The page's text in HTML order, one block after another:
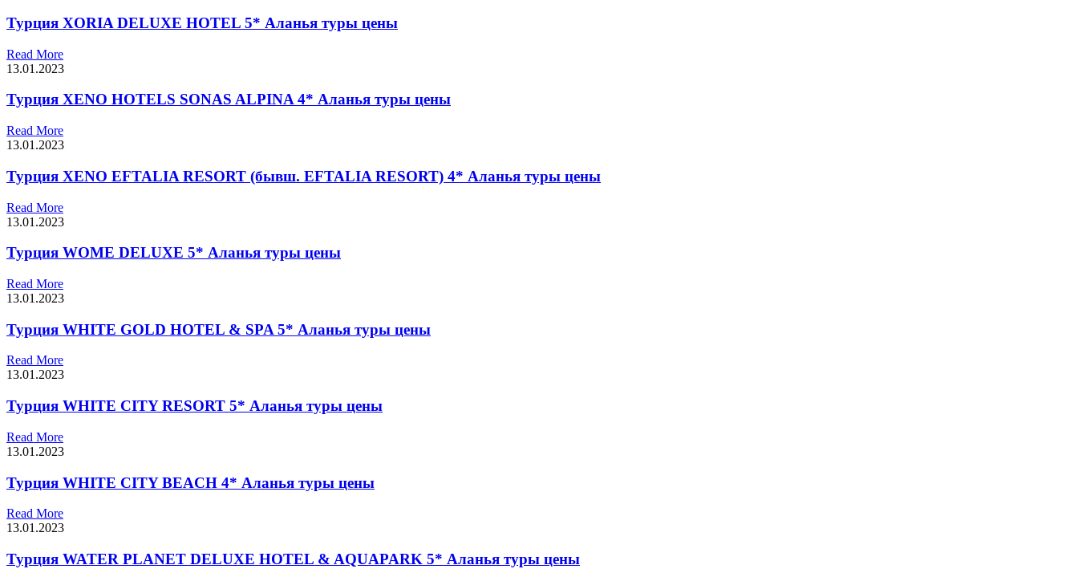
Турция XORIA DELUXE HOTEL 5* Аланья туры цены
Read More
13.01.2023
Турция XENO HOTELS SONAS ALPINA 4* Аланья туры цены
Read More
13.01.2023
Турция XENO EFTALIA RESORT (бывш. EFTALIA RESORT) 4* Аланья туры цены
Read More
13.01.2023
Турция WOME DELUXE 5* Аланья туры цены
Read More
13.01.2023
Турция WHITE GOLD HOTEL & SPA 5* Аланья туры цены
Read More
13.01.2023
Турция WHITE CITY RESORT 5* Аланья туры цены
Read More
13.01.2023
Турция WHITE CITY BEACH 4* Аланья туры цены
Read More
13.01.2023
Турция WATER PLANET DELUXE HOTEL & AQUAPARK 5* Аланья туры цены